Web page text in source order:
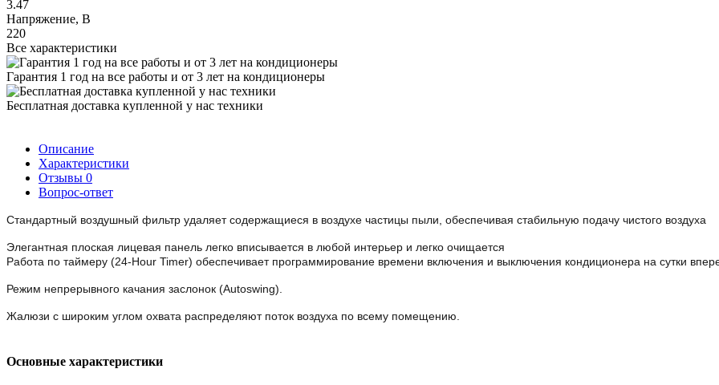
3.47
Напряжение, В
220
Все характеристики
Гарантия 1 год на все работы и от 3 лет на кондиционеры
Бесплатная доставка купленной у нас техники
Описание
Характеристики
Отзывы 0
Вопрос-ответ
Стандартный воздушный фильтр удаляет содержащиеся в воздухе частицы пыли, обеспечивая стабильную подачу чистого воздуха
Элегантная плоская лицевая панель легко вписывается в любой интерьер и легко очищается
Работа по таймеру (24-Hour Timer) обеспечивает программирование времени включения и выключения кондиционера на сутки
Режим непрерывного качания заслонок (Autoswing).
Жалюзи с широким углом охвата распределяют поток воздуха по всему помещению.
Основные характеристики